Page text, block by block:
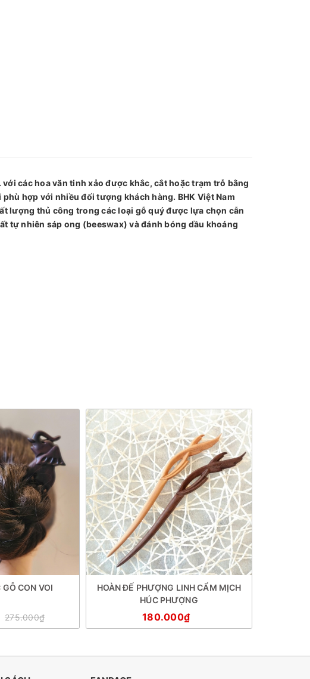
các hoa văn tinh xảo được khắc, cắt hoặc trạm trỗ bằng
hợp với nhiều đối tượng khách hàng. BHK Việt Nam
lượng thủ công trong các loại gỗ quý được lựa chọn cẫn
tự nhiên sáp ong (beeswax) và đánh bóng dầu khoáng
CON VOI
275.000₫
HOÀN ĐẾ PHƯỢNG LINH CẨM MỊCH
HÚC PHƯỢNG
180.000₫